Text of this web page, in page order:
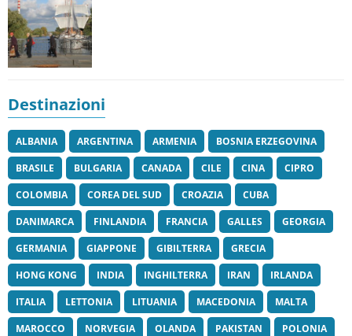
Destinazioni
ALBANIA ARGENTINA ARMENIA
BOSNIA ERZEGOVINA
BRASILE
BULGARIA CANADA CILE CINA
CIPRO
COLOMBIA
COREA DEL SUD CROAZIA
CUBA
DANIMARCA
FINLANDIA FRANCIA GALLES
GEORGIA
GERMANIA
GIAPPONE GIBILTERRA
GRECIA
HONG KONG
INDIA INGHILTERRA IRAN
IRLANDA
ITALIA
LETTONIA LITUANIA MACEDONIA
MALTA
MAROCCO
NORVEGIA OLANDA PAKISTAN
POLONIA